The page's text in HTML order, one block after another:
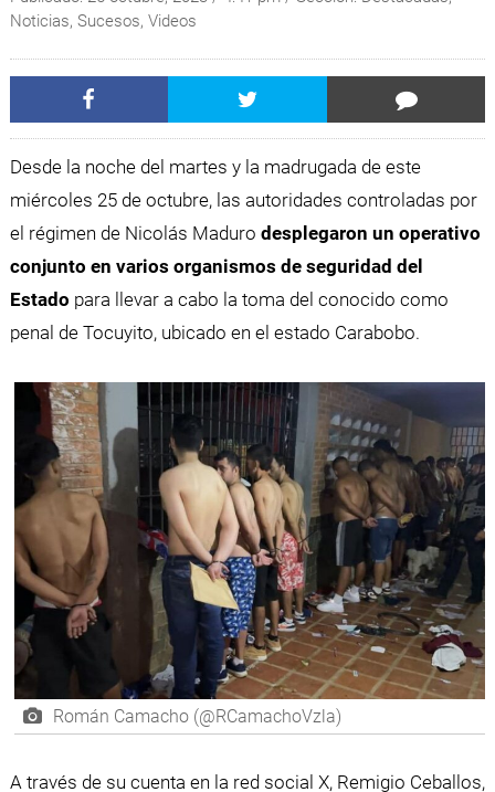
Noticias, Sucesos, Videos
Desde la noche del martes y la madrugada de este
miércoles 25 de octubre, las autoridades controladas por
el régimen de Nicolás Maduro desplegaron un operativo
conjunto en varios organismos de seguridad del
Estado para llevar a cabo la toma del conocido como
penal de Tocuyito, ubicado en el estado Carabobo.
Román Camacho (@RCamachoVzla)
A través de su cuenta en la red social X, Remigio Ceballos,